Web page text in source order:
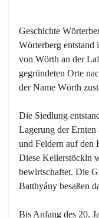
Geschichte
Wörterberg entstand
von Wörth an der
gegründeten Orte
der Name Wörth
Die Siedlung
Lagerung der Ernten
und Feldern auf den
Diese Kellerstöckln
bewirtschaftet. Die
Batthyány besaßen
Bis Anfang des 20.